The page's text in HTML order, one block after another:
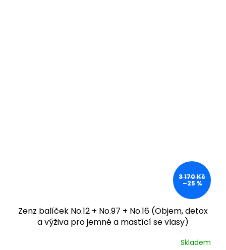
3 170 Kč
–25 %
Zenz balíček No.12 + No.97 + No.16 (Objem, detox
a výživa pro jemné a mastící se vlasy)
Skladem